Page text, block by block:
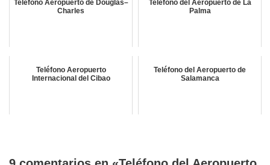
Teléfono Aeropuerto de Douglas–
Charles
Teléfono del Aeropuerto de La
Palma
Teléfono Aeropuerto
Internacional del Cibao
Teléfono del Aeropuerto de
Salamanca